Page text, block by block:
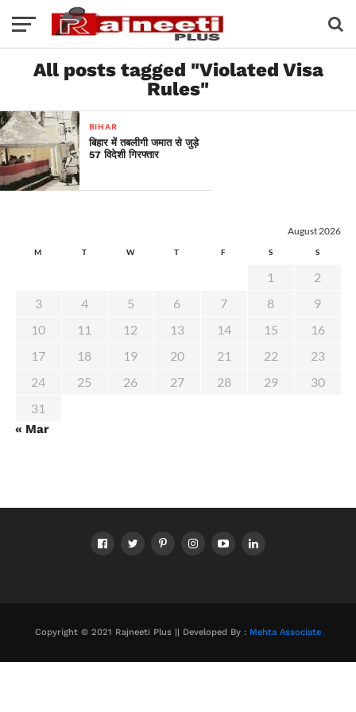
All posts tagged "Violated Visa
Rules"
BIHAR
बिहार में तबलीगी जमात से जुड़े
57 विदेशी गिरफ्तार
August 2026
M T W T F S S
1
2
3
4 5 6 7 8
9
10
11 12 13 14 15
16
17
18 19 20 21 22
23
24
25 26 27 28 29
30
31
« Mar
Copyright © 2021 Rajneeti Plus || Developed By : Mehta Associate